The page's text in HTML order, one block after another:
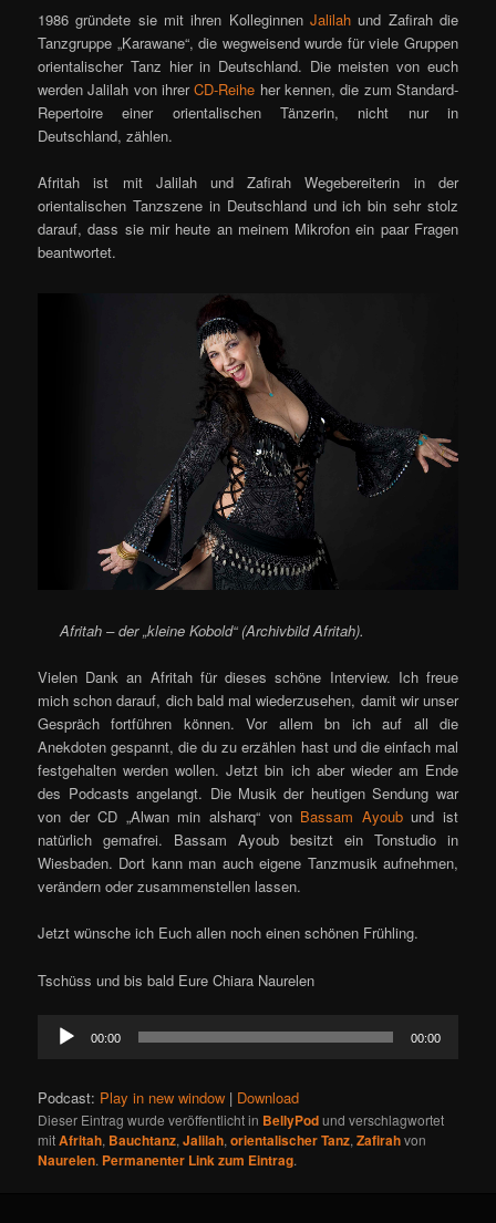
1986 gründete sie mit ihren Kolleginnen Jalilahund Zafirah die
Tanzgruppe „Karawane“, die wegweisend wurde für viele Gruppen
orientalischer Tanz hier in Deutschland. Die meisten von euch
werden Jalilah von ihrerCD-Reihe her kennen, die zum Standard-
Repertoire einer orientalischen Tänzerin, nicht nur in
Deutschland, zählen.
Afritah ist mit Jalilah und Zafirah Wegebereiterin in der
orientalischen Tanzszene in Deutschland und ich bin sehr stolz
darauf, dass sie mir heute an meinem Mikrofon ein paar Fragen
beantwortet.
Afritah – der „kleine Kobold“ (Archivbild Afritah).
Vielen Dank an Afritah für dieses schöne Interview. Ich freue
mich schon darauf, dich bald mal wiederzusehen, damit wir unser
Gespräch fortführen können. Vor allem bn ich auf all die
Anekdoten gespannt, die du zu erzählen hast und die einfach mal
festgehalten werden wollen. Jetzt bin ich aber wieder am Ende
des Podcasts angelangt. Die Musik der heutigen Sendung war
von der CD „Alwan min alsharq“ vonBassam Ayoubund ist
natürlich gemafrei. Bassam Ayoub besitzt ein Tonstudio in
Wiesbaden. Dort kann man auch eigene Tanzmusik aufnehmen,
verändern oder zusammenstellen lassen.
Jetzt wünsche ich Euch allen noch einen schönen Frühling.
Tschüss und bis bald Eure Chiara Naurelen
Audio-
Player
00:00 00:00
Podcast: Play in new window | Download
Dieser Eintrag wurde veröffentlicht in BellyPodund verschlagwortet
mitAfritah, Bauchtanz,Jalilah,orientalischer Tanz,Zafirahvon
Naurelen. Permanenter Link zum Eintrag.